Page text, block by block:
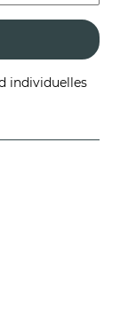
individuelles